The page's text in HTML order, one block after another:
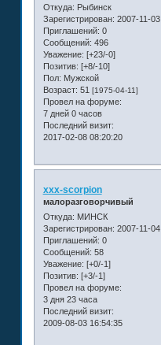
Откуда: Рыбинск
Зарегистрирован: 2007-11-03
Приглашений: 0
Сообщений: 496
Уважение: [+23/-0]
Позитив: [+8/-10]
Пол: Мужской
Возраст: 51 [1975-04-11]
Провел на форуме:
7 дней 0 часов
Последний визит:
2017-02-08 08:20:20
xxx-scorpion
малоразговорчивый
Откуда: МИНСК
Зарегистрирован: 2007-11-04
Приглашений: 0
Сообщений: 58
Уважение: [+0/-1]
Позитив: [+3/-1]
Провел на форуме:
3 дня 23 часа
Последний визит:
2009-08-03 16:54:35